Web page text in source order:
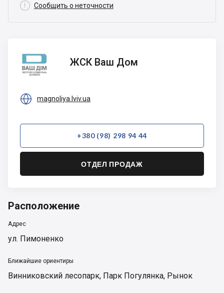
 Сообщить о неточности
ЖСК
Ваш
Дом
ЖСК Ваш Дом
 magnoliya.lviv.ua
+380 (98) 298 94 44
ОТДЕЛ ПРОДАЖ
Расположение
Адрес
ул. Пимоненко
Ближайшие ориентиры
Винниковский лесопарк, Парк Погулянка, Рынок